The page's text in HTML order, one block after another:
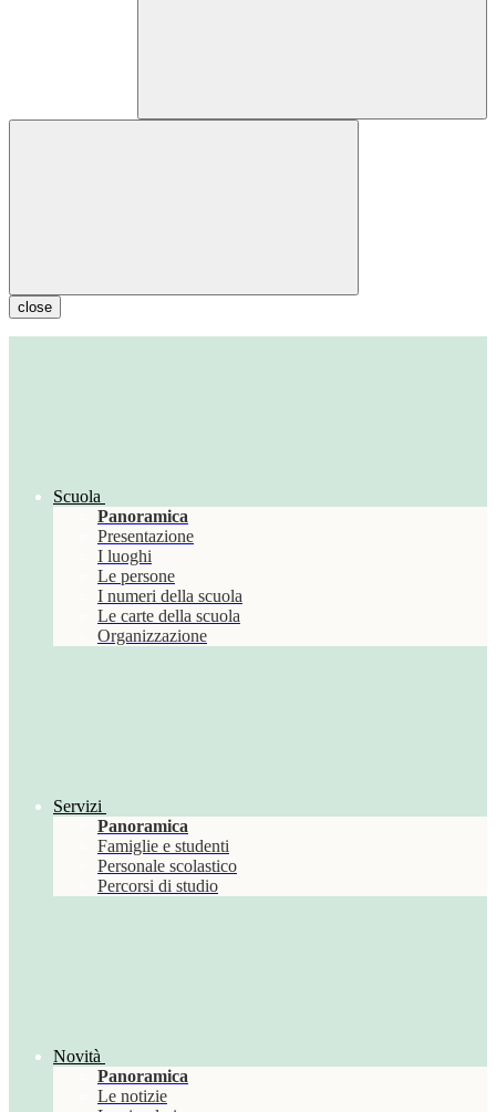
close
Scuola
Panoramica
Presentazione
I luoghi
Le persone
I numeri della scuola
Le carte della scuola
Organizzazione
Servizi
Panoramica
Famiglie e studenti
Personale scolastico
Percorsi di studio
Novità
Panoramica
Le notizie